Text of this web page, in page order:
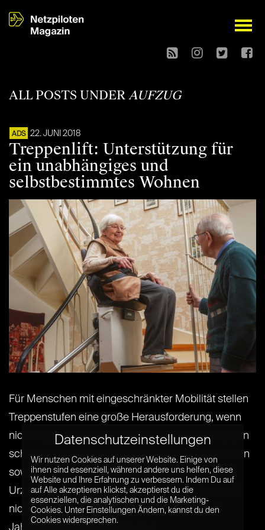
open
ALL POSTS UNDERAUFZUG
ADS 22. JUNI 2018
Treppenlift: Unterstützung für
ein unabhängiges und
selbstbestimmtes Wohnen
Für Menschen mit eingeschränkter Mobilität stellen
Treppenstufen eine große Herausforderung, wenn
nicht sogar ein echtes Hindernis dar. Da es Treppen
schon seit der Steinzeit gibt und Gehbehinderungen
sowieso, steht die Menschheit buchstäblich seit
Urzeiten vor diesem Problem. So wundert es auch
nicht, dass die ersten Lösungen ebenfalls seit
Jahrhunderten existieren,[...] [...]
Datenschutzeinstellungen
Wir nutzen Cookies auf unserer Website. Einige von
ihnen sind essenziell, während andere uns helfen, diese
Website und Ihre Erfahrung zu verbessern. Indem Du auf
auf Alle akzeptieren klickst, akzeptierst du die
essenziellen, die analytischen und die Marketing-
Cookies. Unter Einstellungen Ändern, kannst du den
Cookies widersprechen.